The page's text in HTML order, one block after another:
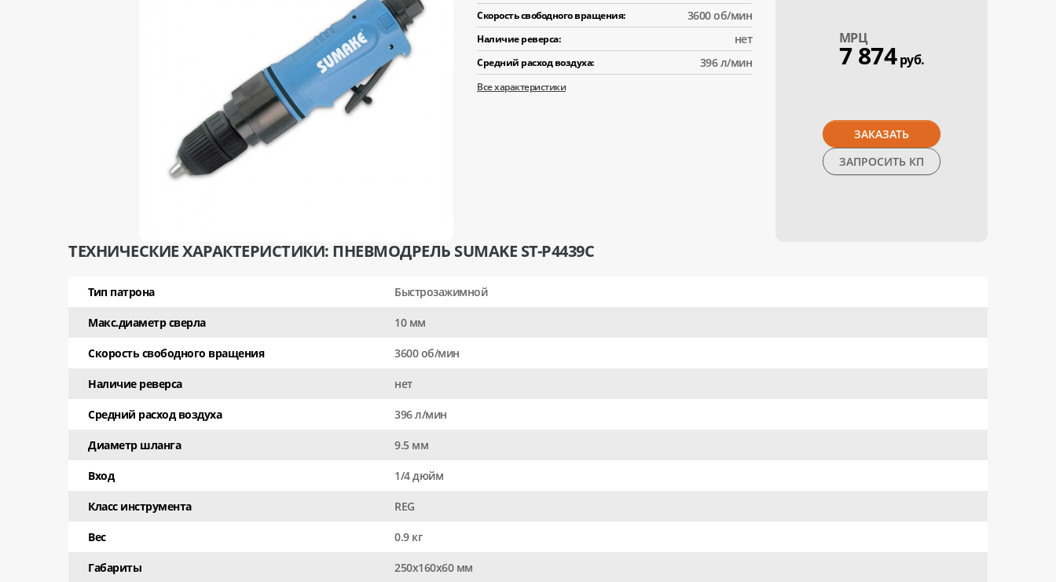
Скорость свободного вращения: 3600 об/мин
Наличие реверса: нет
Средний расход воздуха: 396 л/мин
Все характеристики
МPЦ
7 874руб.
ЗАКАЗАТЬ
ЗАПРОСИТЬ КП
ТЕХНИЧЕСКИЕ ХАРАКТЕРИСТИКИ: ПНЕВМОДРЕЛЬ SUMAKE ST-P4439C
Тип патрона Быстрозажимной
Макс.диаметр сверла 10 мм
Скорость свободного вращения 3600 об/мин
Наличие реверса нет
Средний расход воздуха 396 л/мин
Диаметр шланга 9.5 мм
Вход 1/4 дюйм
Класс инструмента REG
Вес 0.9 кг
Габариты 250х160х60 мм